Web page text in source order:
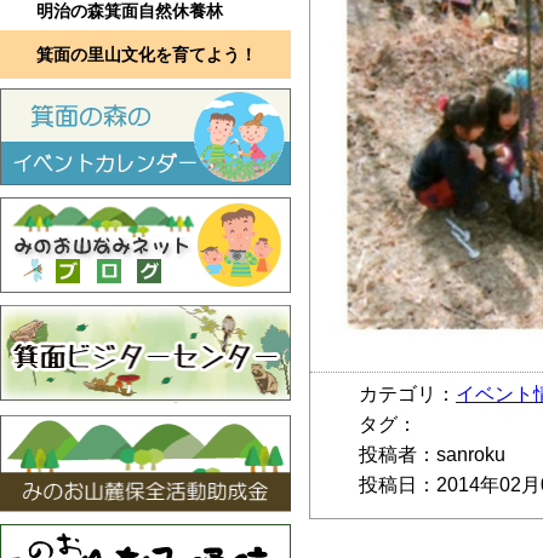
明治の森箕面自然休養林
箕面の里山文化を育てよう！
カテゴリ： イベント
タグ：
投稿者：sanroku
投稿日：2014年02